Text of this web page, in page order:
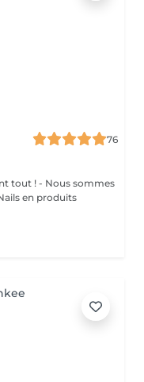
76
sommes
en produits